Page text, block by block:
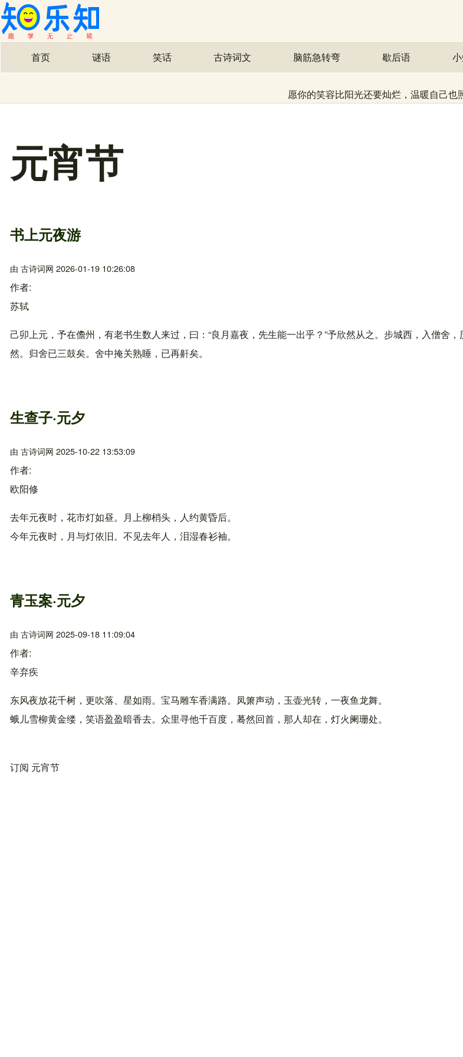
主导航
首页 谜语 笑话 古诗词文 脑筋急转弯 歇后语
愿你的笑容比阳光还要灿烂，温暖自己也
元宵节
书上元夜游
由 古诗词网 2026-01-19 10:26:08
作者
苏轼
己卯上元，予在儋州，有老书生数人来过，曰：“良月嘉夜，先生能一出乎？”予欣然从之。步城西，入僧舍
然。归舍已三鼓矣。舍中掩关熟睡，已再鼾矣。
生查子·元夕
由 古诗词网 2025-10-22 13:53:09
作者
欧阳修
去年元夜时，花市灯如昼。月上柳梢头，人约黄昏后。
今年元夜时，月与灯依旧。不见去年人，泪湿春衫袖。
青玉案·元夕
由 古诗词网 2025-09-18 11:09:04
作者
辛弃疾
东风夜放花千树，更吹落、星如雨。宝马雕车香满路。凤箫声动，玉壶光转，一夜鱼龙舞。
蛾儿雪柳黄金缕，笑语盈盈暗香去。众里寻他千百度，蓦然回首，那人却在，灯火阑珊处。
订阅 元宵节